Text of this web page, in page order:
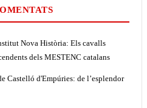
Nova Història: Els cavalls
dels MESTENC catalans
Castelló d'Empúries: de l’esplendor